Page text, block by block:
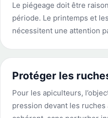
Le piégeage doit être
période. Le printemps et
nécessitent une attention
Protéger les
Pour les apiculteurs,
pression devant les ruches